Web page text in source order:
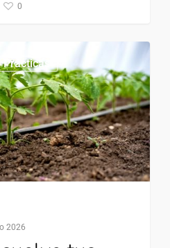
0
Prácticas
2026